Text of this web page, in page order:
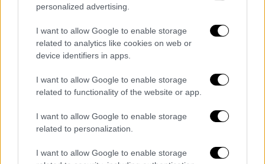
personalized advertising.
I want to allow Google to enable storage
related to analytics like cookies on web or
device identifiers in apps.
I want to allow Google to enable storage
related to functionality of the website or app.
I want to allow Google to enable storage
related to personalization.
I want to allow Google to enable storage
Εξαφάνιση 19χρονης στο Κορωπί:
Ενισχύεται με εθελοντές και drone η
έρευνα
Τι δήλωσε για την υπόθεση φερόμενος ως
μάρτυρας στην εκπομπή «Φως στο Τούνελ»